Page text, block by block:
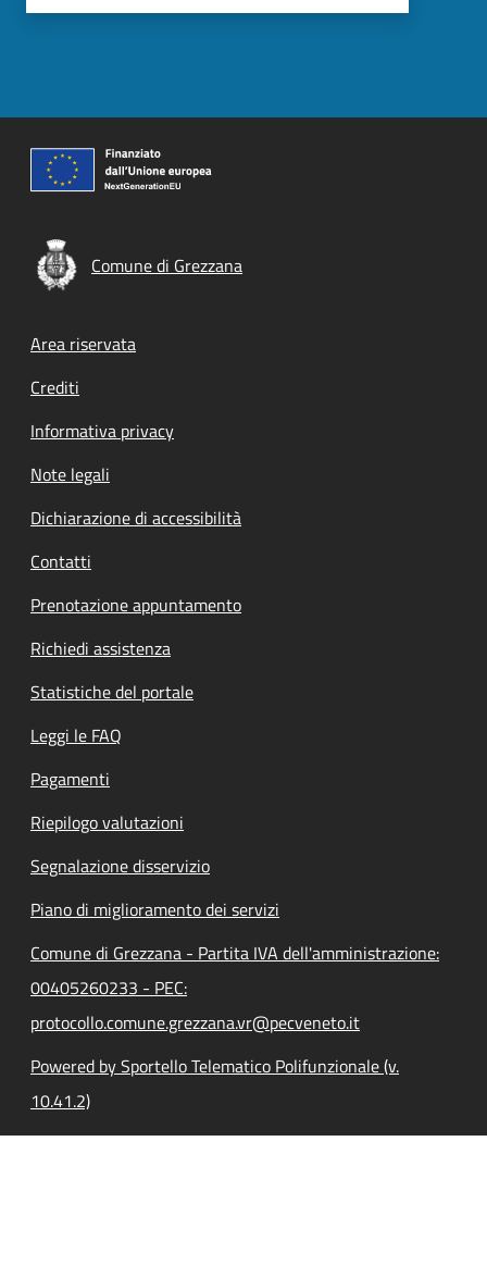
Comune di Grezzana
Footer menu
Area riservata
Crediti
Informativa privacy
Note legali
Dichiarazione di accessibilità
Contatti
Prenotazione appuntamento
Richiedi assistenza
Statistiche del portale
Leggi le FAQ
Pagamenti
Riepilogo valutazioni
Segnalazione disservizio
Piano di miglioramento dei servizi
Comune di Grezzana - Partita IVA dell'amministrazione:
00405260233 - PEC:
protocollo.comune.grezzana.vr@pecveneto.it
Powered by Sportello Telematico Polifunzionale (v.
10.41.2)